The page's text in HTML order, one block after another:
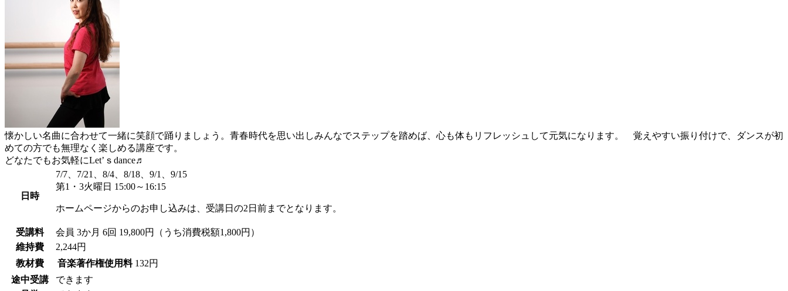
懐かしい名曲に合わせて一緒に笑顔で踊りましょう。青春時代を思い出しみんなでステップを踏めば、心も体もリフレッシュして元気になります。 覚えやすい振り付けで、ダンスが初
めての方でも無理なく楽しめる講座です。
どなたでもお気軽にLet’ｓdance♬
日時
7/7、7/21、8/4、8/18、9/1、9/15
第1・3火曜日 15:00～16:15
ホームページからのお申し込みは、受講日の2日前までとなります。
受講料 会員 3か月 6回 19,800円（うち消費税額1,800円）
維持費
2,244円
教材費
音楽著作権使用料 132円
途中受講
できます